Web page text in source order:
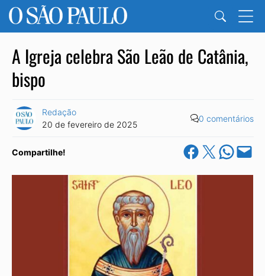
A Igreja celebra São Leão de Catânia,
bispo
Redação
20 de fevereiro de 2025
0 comentários
Compartilhe! Share on Facebook
Share on X Share on
Email this